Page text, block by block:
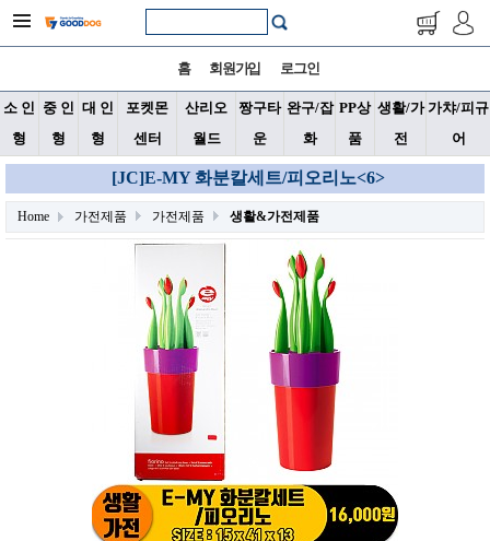
홈 회원가입 로그인
소 인
형
중 인
형
대 인
형
포켓몬
센터
산리오
월드
짱구타
운
완구/잡
화
PP상
품
생활/가
전
가챠/피규
어
[JC]E-MY 화분칼세트/피오리노<6>
Home 가전제품 가전제품 생활&가전제품